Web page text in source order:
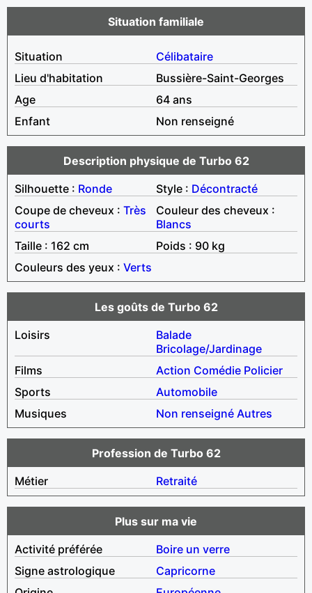
Situation familiale
Situation
Célibataire
Lieu d'habitation
Bussière-Saint-Georges
Age
64 ans
Enfant
Non renseigné
Description physique de Turbo 62
Silhouette : Ronde Style : Décontracté
Coupe de cheveux : Très
courts
Couleur des cheveux :
Blancs
Taille : 162 cm
Poids : 90 kg
Couleurs des yeux : Verts
Les goûts de Turbo 62
Loisirs
Balade
Bricolage/Jardinage
Films
Action Comédie Policier
Sports
Automobile
Musiques
Non renseigné Autres
Profession de Turbo 62
Métier
Retraité
Plus sur ma vie
Activité préférée
Boire un verre
Signe astrologique
Capricorne